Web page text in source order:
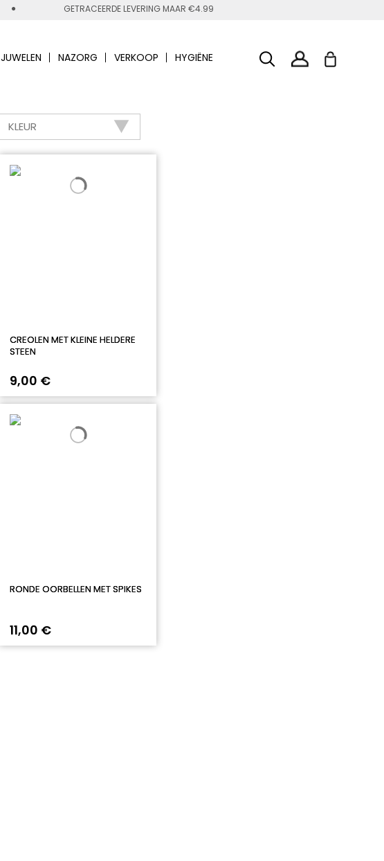
GETRACEERDE LEVERING MAAR €4.99
JUWELEN NAZORG VERKOOP HYGIËNE
KLEUR
CREOLEN MET KLEINE HELDERE
STEEN
9,00 €
RONDE OORBELLEN MET SPIKES
11,00 €